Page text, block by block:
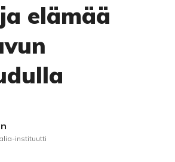
elämää
instituutti